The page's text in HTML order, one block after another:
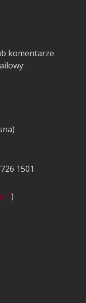
komentarze
1501
)